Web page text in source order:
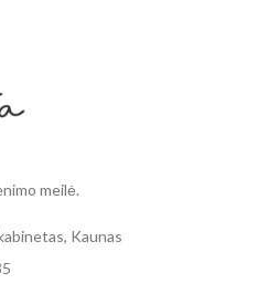
meilė.
Kaunas